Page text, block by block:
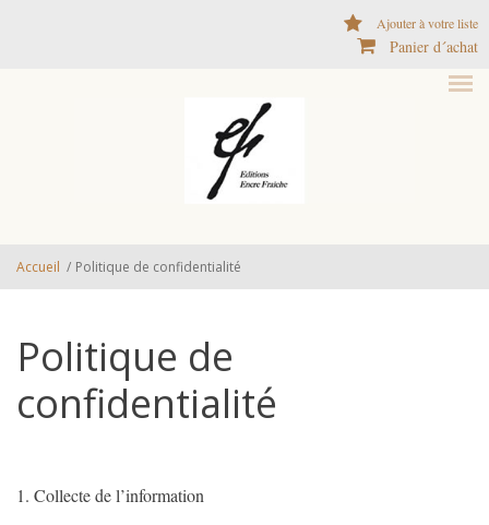
Ajouter à votre liste
Panier d´achat
Accueil / Politique de confidentialité
Politique de
confidentialité
1. Collecte de l’information